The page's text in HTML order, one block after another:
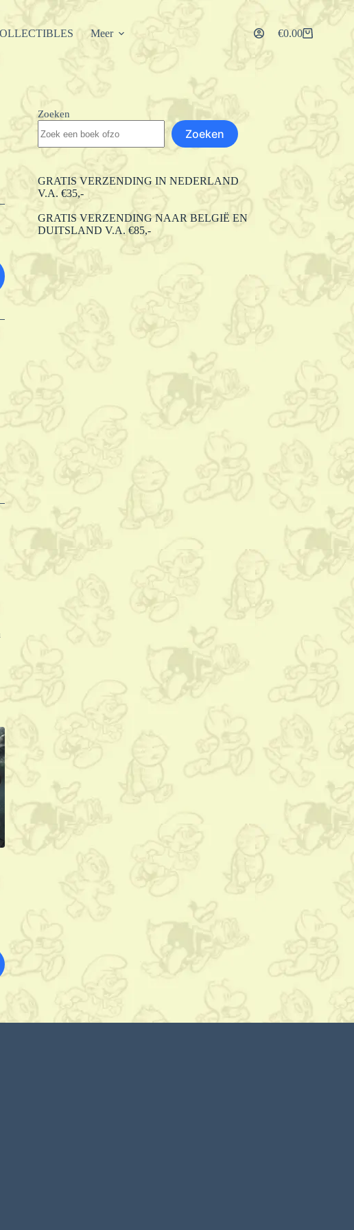
Meer Winkelwagen
€0.00
Zoeken
Zoeken
GRATIS VERZENDING IN NEDERLAND
V.A. €35,-
GRATIS VERZENDING NAAR BELGIË EN
DUITSLAND V.A. €85,-